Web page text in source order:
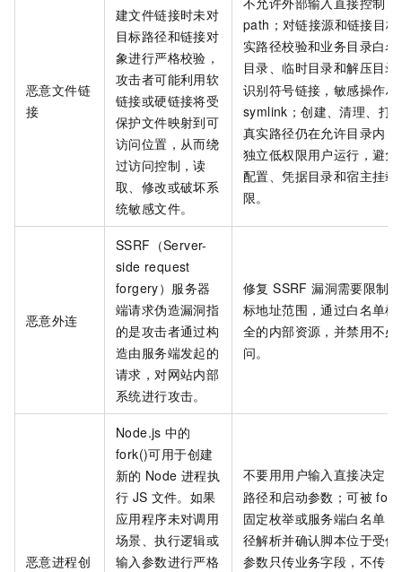
恶意文件链
接
建文件链接时未对
目标路径和链接对
象进行严格校验，
攻击者可能利用软
链接或硬链接将受
保护文件映射到可
访问位置，从而绕
过访问控制，读
取、修改或破坏系
统敏感文件。
path；对链接源和链接目
实路径校验和业务目录白
目录、临时目录和解压目
识别符号链接，敏感操作
symlink；创建、清理、打
真实路径仍在允许目录内
独立低权限用户运行，避
配置、凭据目录和宿主挂
限。
恶意外连
SSRF（Server-
side request
forgery）服务器
端请求伪造漏洞指
的是攻击者通过构
造由服务端发起的
请求，对网站内部
系统进行攻击。
修复 SSRF 漏洞需要限制
标地址范围，通过白名单
全的内部资源，并禁用不
问。
恶意进程创
Node.js 中的
fork()可用于创建
新的 Node 进程执
行 JS 文件。如果
应用程序未对调用
场景、执行逻辑或
输入参数进行严格
不要用用户输入直接决定
路径和启动参数；可被
固定枚举或服务端白名单
径解析并确认脚本位于受
参数只传业务字段，不传